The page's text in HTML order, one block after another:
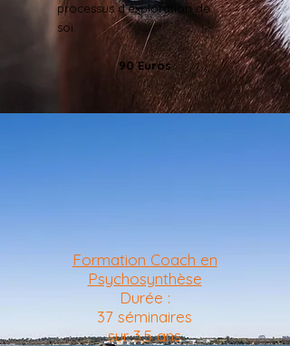
processus d'exploration de
soi.
90 Euros
Formation Coach en
Psychosynthèse
Durée :
37 séminaires
sur 3,5 ans